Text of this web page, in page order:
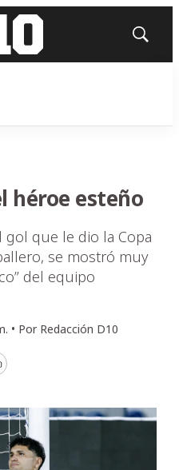
Mostrar
héroe esteño
que le dio la Copa
se mostró muy
del equipo
• Por Redacción D10